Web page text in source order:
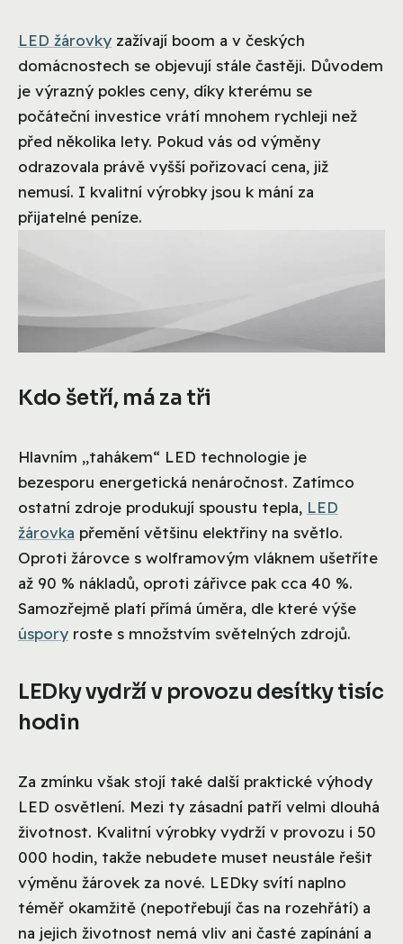
LED žárovky zažívají boom a v českých
domácnostech se objevují stále častěji. Důvodem
je výrazný pokles ceny, díky kterému se
počáteční investice vrátí mnohem rychleji než
před několika lety. Pokud vás od výměny
odrazovala právě vyšší pořizovací cena, již
nemusí. I kvalitní výrobky jsou k mání za
přijatelné peníze.
Kdo šetří, má za tři
Hlavním „tahákem“ LED technologie je
bezesporu energetická nenáročnost. Zatímco
ostatní zdroje produkují spoustu tepla, LED
žárovka přemění většinu elektřiny na světlo.
Oproti žárovce s wolframovým vláknem ušetříte
až 90 % nákladů, oproti zářivce pak cca 40 %.
Samozřejmě platí přímá úměra, dle které výše
úspory roste s množstvím světelných zdrojů.
LEDky vydrží v provozu desítky tisíc
hodin
Za zmínku však stojí také další praktické výhody
LED osvětlení. Mezi ty zásadní patří velmi dlouhá
životnost. Kvalitní výrobky vydrží v provozu i 50
000 hodin, takže nebudete muset neustále řešit
výměnu žárovek za nové. LEDky svítí naplno
téměř okamžitě (nepotřebují čas na rozehřátí) a
na jejich životnost nemá vliv ani časté zapínání a